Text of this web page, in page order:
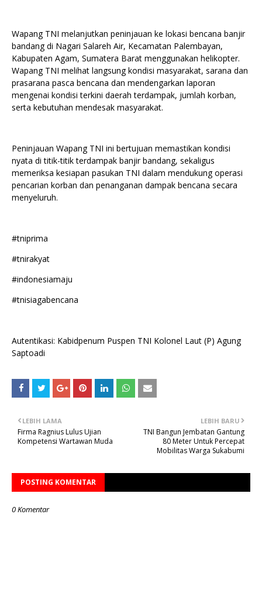
Wapang TNI melanjutkan peninjauan ke lokasi bencana banjir
bandang di Nagari Salareh Air, Kecamatan Palembayan,
Kabupaten Agam, Sumatera Barat menggunakan helikopter.
Wapang TNI melihat langsung kondisi masyarakat, sarana dan
prasarana pasca bencana dan mendengarkan laporan
mengenai kondisi terkini daerah terdampak, jumlah korban,
serta kebutuhan mendesak masyarakat.
Peninjauan Wapang TNI ini bertujuan memastikan kondisi
nyata di titik-titik terdampak banjir bandang, sekaligus
memeriksa kesiapan pasukan TNI dalam mendukung operasi
pencarian korban dan penanganan dampak bencana secara
menyeluruh.
#tniprima
#tnirakyat
#indonesiamaju
#tnisiagabencana
Autentikasi: Kabidpenum Puspen TNI Kolonel Laut (P) Agung
Saptoadi
LEBIH BARU
TNI Bangun Jembatan Gantung
80 Meter Untuk Percepat
Mobilitas Warga Sukabumi
LEBIH LAMA
Firma Ragnius Lulus Ujian
Kompetensi Wartawan Muda
POSTING KOMENTAR
0 Komentar